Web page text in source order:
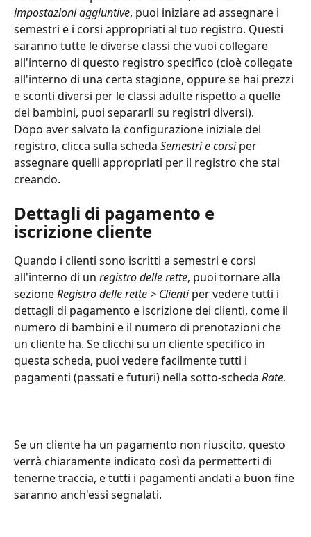
impostazioni aggiuntive, puoi iniziare ad assegnare i
semestri e i corsi appropriati al tuo registro. Questi
saranno tutte le diverse classi che vuoi collegare
all'interno di questo registro specifico (cioè collegate
all'interno di una certa stagione, oppure se hai prezzi
e sconti diversi per le classi adulte rispetto a quelle
dei bambini, puoi separarli su registri diversi).
Dopo aver salvato la configurazione iniziale del
registro, clicca sulla scheda Semestri e corsi per
assegnare quelli appropriati per il registro che stai
creando.
Dettagli di pagamento e
iscrizione cliente
Quando i clienti sono iscritti a semestri e corsi
all'interno di un registro delle rette, puoi tornare alla
sezione Registro delle rette > Clienti per vedere tutti i
dettagli di pagamento e iscrizione dei clienti, come il
numero di bambini e il numero di prenotazioni che
un cliente ha. Se clicchi su un cliente specifico in
questa scheda, puoi vedere facilmente tutti i
pagamenti (passati e futuri) nella sotto-scheda Rate.
Se un cliente ha un pagamento non riuscito, questo
verrà chiaramente indicato così da permetterti di
tenerne traccia, e tutti i pagamenti andati a buon fine
saranno anch'essi segnalati.